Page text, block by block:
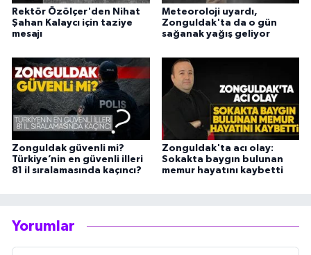
Rektör Özölçer'den Nihat
Şahan Kalaycı için taziye
mesajı
Meteoroloji uyardı,
Zonguldak'ta da o gün
sağanak yağış geliyor
Zonguldak güvenli mi?
Türkiye’nin en güvenli illeri
81 il sıralamasında kaçıncı?
Zonguldak'ta acı olay:
Sokakta baygın bulunan
memur hayatını kaybetti
Yorumlar